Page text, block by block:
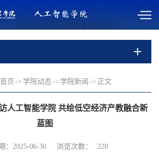
页 -> 学院动态-> 学院新闻 -> 正文
人工智能学院 共绘低空经济产教融合新
蓝图
：2025-06-30 浏览次数： 220